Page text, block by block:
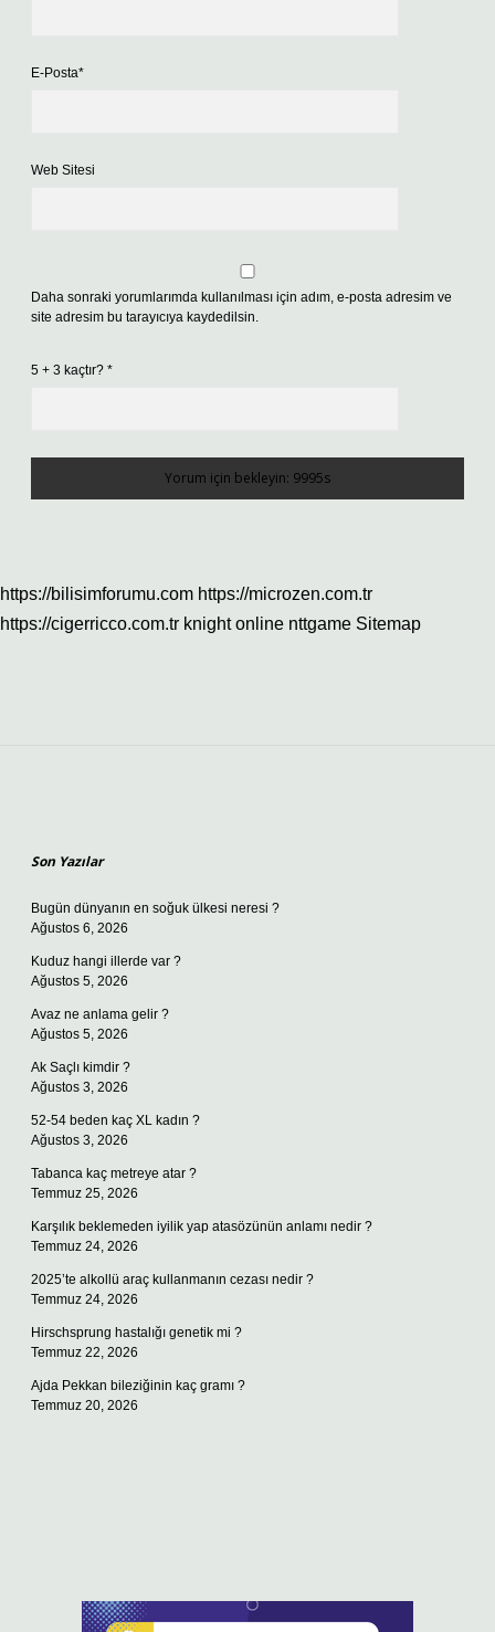
E-Posta*
Web Sitesi
Daha sonraki yorumlarımda kullanılması için adım, e-posta adresim ve
site adresim bu tarayıcıya kaydedilsin.
5 + 3 kaçtır? *
https://bilisimforumu.com https://microzen.com.tr
https://cigerricco.com.tr knight online nttgame Sitemap
Son Yazılar
Bugün dünyanın en soğuk ülkesi neresi ?
Ağustos 6, 2026
Kuduz hangi illerde var ?
Ağustos 5, 2026
Avaz ne anlama gelir ?
Ağustos 5, 2026
Ak Saçlı kimdir ?
Ağustos 3, 2026
52-54 beden kaç XL kadın ?
Ağustos 3, 2026
Tabanca kaç metreye atar ?
Temmuz 25, 2026
Karşılık beklemeden iyilik yap atasözünün anlamı nedir ?
Temmuz 24, 2026
2025’te alkollü araç kullanmanın cezası nedir ?
Temmuz 24, 2026
Hirschsprung hastalığı genetik mi ?
Temmuz 22, 2026
Ajda Pekkan bileziğinin kaç gramı ?
Temmuz 20, 2026